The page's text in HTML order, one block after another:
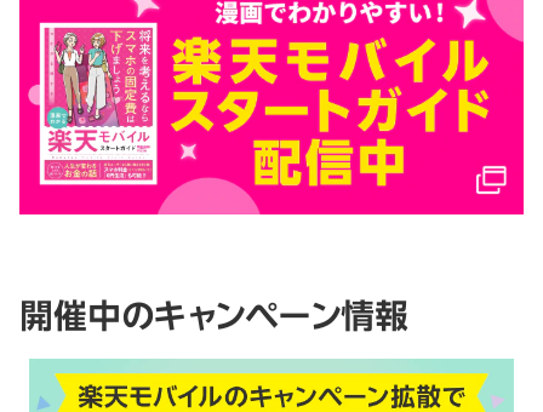
開催中のキャンペーン情報